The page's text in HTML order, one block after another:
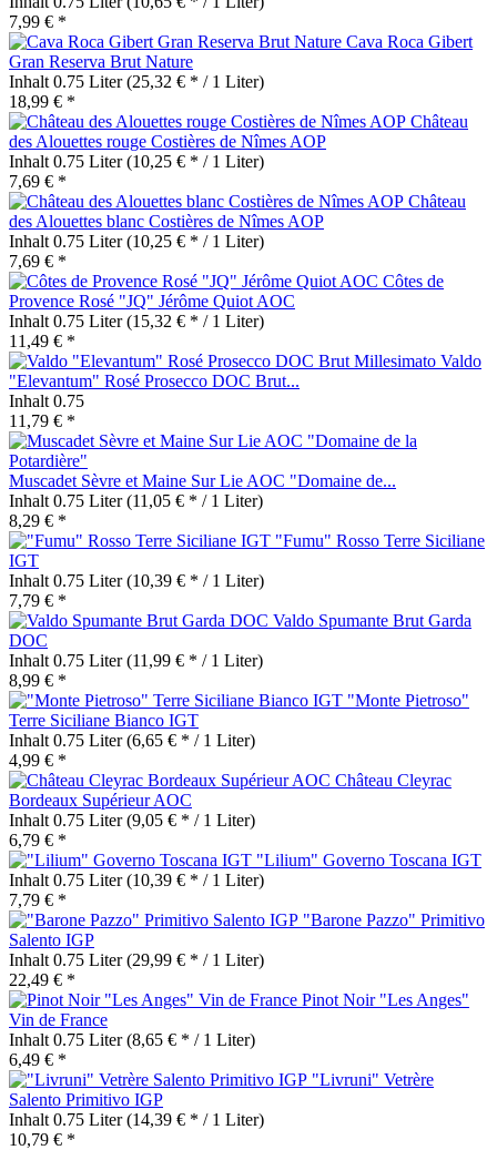
7,99 € *
Cava Roca Gibert
Gran Reserva Brut Nature
Inhalt 0.75 Liter(25,32 € * / 1 Liter)
18,99 € *
Château
des Alouettes rouge Costières de Nîmes AOP
Inhalt 0.75 Liter(10,25 € * / 1 Liter)
7,69 € *
Château
des Alouettes blanc Costières de Nîmes AOP
Inhalt 0.75 Liter(10,25 € * / 1 Liter)
7,69 € *
Côtes de
Provence Rosé "JQ" Jérôme Quiot AOC
Inhalt 0.75 Liter(15,32 € * / 1 Liter)
11,49 € *
Valdo
"Elevantum" Rosé Prosecco DOC Brut...
Inhalt 0.75
11,79 € *
Muscadet Sèvre et Maine Sur Lie AOC "Domaine de...
Inhalt 0.75 Liter(11,05 € * / 1 Liter)
8,29 € *
"Fumu" Rosso Terre Siciliane
IGT
Inhalt 0.75 Liter(10,39 € * / 1 Liter)
7,79 € *
Valdo Spumante Brut Garda
DOC
Inhalt 0.75 Liter(11,99 € * / 1 Liter)
8,99 € *
"Monte Pietroso"
Terre Siciliane Bianco IGT
Inhalt 0.75 Liter(6,65 € * / 1 Liter)
4,99 € *
Château Cleyrac
Bordeaux Supérieur AOC
Inhalt 0.75 Liter(9,05 € * / 1 Liter)
6,79 € *
"Lilium" Governo Toscana IGT
Inhalt 0.75 Liter(10,39 € * / 1 Liter)
7,79 € *
"Barone Pazzo" Primitivo
Salento IGP
Inhalt 0.75 Liter(29,99 € * / 1 Liter)
22,49 € *
Pinot Noir "Les Anges"
Vin de France
Inhalt 0.75 Liter(8,65 € * / 1 Liter)
6,49 € *
"Livruni" Vetrère
Salento Primitivo IGP
Inhalt 0.75 Liter(14,39 € * / 1 Liter)
10,79 € *